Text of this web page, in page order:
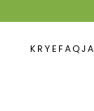
KRYEFAQJA